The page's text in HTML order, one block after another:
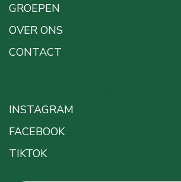
GROEPEN
OVER ONS
CONTACT
INSTAGRAM
FACEBOOK
TIKTOK